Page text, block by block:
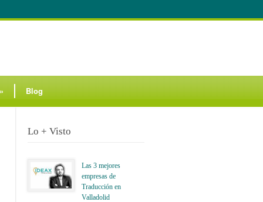
Blog
Lo + Visto
Las 3 mejores
empresas de
Traducción en
Valladolid